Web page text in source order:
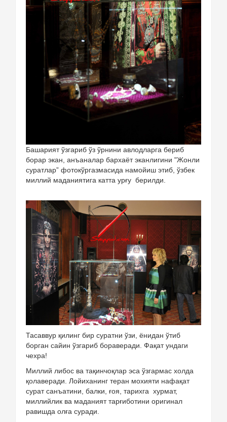
Башарият ўзгариб ўз ўрнини авлодларга бериб
борар экан, анъаналар бархаёт эканлигини "Жонли
суратлар” фотокўргазмасида намойиш этиб, ўзбек
миллий маданиятига катта урғу берилди.
Тасаввур қилинг бир суратни ўзи, ёнидан ўтиб
борган сайин ўзгариб бораверади. Фақат ундаги
чехра!
Миллий либос ва тақинчоқлар эса ўзгармас холда
қолаверади. Лойиханинг теран мохияти нафақат
сурат санъатини, балки, ғоя, тарихга хурмат,
миллийлик ва маданият тарғиботини оригинал
равишда олға суради.